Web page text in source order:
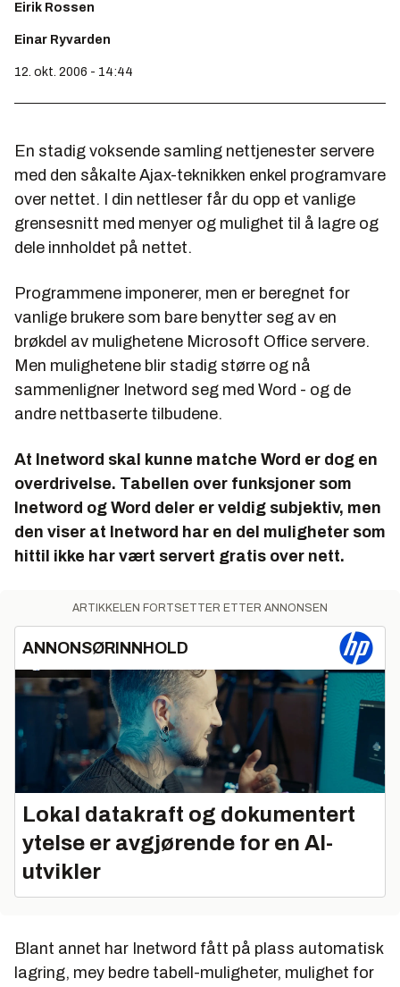
Eirik Rossen
Einar Ryvarden
12. okt. 2006 - 14:44
En stadig voksende samling nettjenester servere
med den såkalte Ajax-teknikken enkel programvare
over nettet. I din nettleser får du opp et vanlige
grensesnitt med menyer og mulighet til å lagre og
dele innholdet på nettet.
Programmene imponerer, men er beregnet for
vanlige brukere som bare benytter seg av en
brøkdel av mulighetene Microsoft Office servere.
Men mulighetene blir stadig større og nå
sammenligner Inetword seg med Word - og de
andre nettbaserte tilbudene.
At Inetword skal kunne matche Word er dog en
overdrivelse. Tabellen over funksjoner som
Inetword og Word deler er veldig subjektiv, men
den viser at Inetword har en del muligheter som
hittil ikke har vært servert gratis over nett.
ARTIKKELEN FORTSETTER ETTER ANNONSEN
ANNONSØRINNHOLD
Lokal datakraft og dokumentert
ytelse er avgjørende for en AI-
utvikler
Blant annet har Inetword fått på plass automatisk
lagring, mey bedre tabell-muligheter, mulighet for